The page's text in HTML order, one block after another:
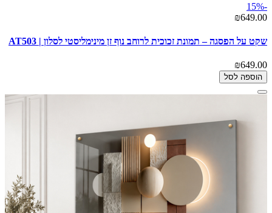
-15%
₪649.00
שקט על הפסגה – תמונת זכוכית לרוחב נוף זן מינימליסטי לסלון | AT503
₪649.00
הוספה לסל